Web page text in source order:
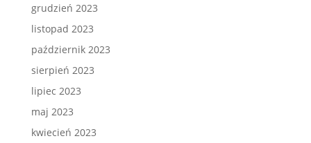
grudzień 2023
listopad 2023
październik 2023
sierpień 2023
lipiec 2023
maj 2023
kwiecień 2023